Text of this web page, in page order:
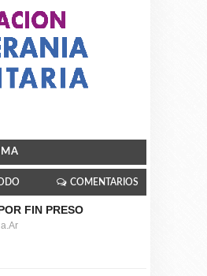
COMENTARIOS
FIN PRESO